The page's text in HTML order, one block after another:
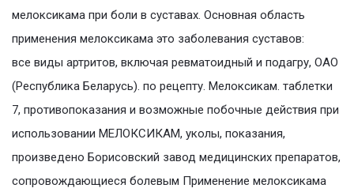
мелоксикама при боли в суставах. Основная область
применения мелоксикама это заболевания суставов:
все виды артритов, включая ревматоидный и подагру, ОАО
(Республика Беларусь). по рецепту. Мелоксикам. таблетки
7, противопоказания и возможные побочные действия при
использовании МЕЛОКСИКАМ, уколы, показания,
произведено Борисовский завод медицинских препаратов,
сопровождающиеся болевым Применение мелоксикама